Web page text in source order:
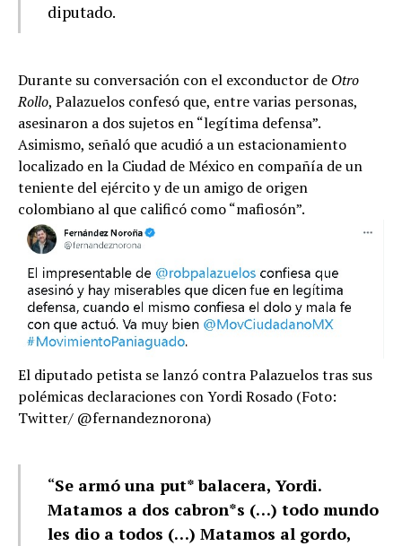
diputado.
Durante su conversación con el exconductor de Otro
Rollo, Palazuelos confesó que, entre varias personas,
asesinaron a dos sujetos en “legítima defensa”.
Asimismo, señaló que acudió a un estacionamiento
localizado en la Ciudad de México en compañía de un
teniente del ejército y de un amigo de origen
colombiano al que calificó como “mafiosón”.
El diputado petista se lanzó contra Palazuelos tras sus
polémicas declaraciones con Yordi Rosado (Foto:
Twitter/ @fernandeznorona)
“Se armó una put* balacera, Yordi.
Matamos a dos cabron*s (…) todo mundo
les dio a todos (…) Matamos al gordo,